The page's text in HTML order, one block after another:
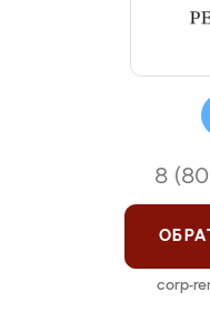
8
corp-